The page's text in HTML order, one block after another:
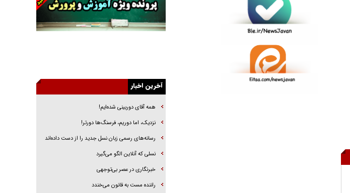
خرید قسطی اولش خنده و آخرش گریه است!
فوتبال و آن «بالا»!
دیکنز
خواهرم فرمانده جهادی و اهل خدمت بی‌منت بود
جزئیات شکنجه‌هایم فراتر از آن است که در بیان
برابر یورش به پاسگاه‌های پلیس
آخرین اخبار
همه آقای دوربینی شده‌ایم!
نزدیک، اما دوریم، فرسنگ‌ها دورتر!
رسانه‌های رسمی زبان نسل جدید را از دست داده‌اند
نسلی که آنلاین الگو می‌گیرد
‌خبرنگاری در عصر بی‌توجهی
راننده مست به قانون می‌خندد